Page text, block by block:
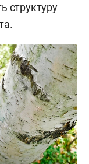
структуру